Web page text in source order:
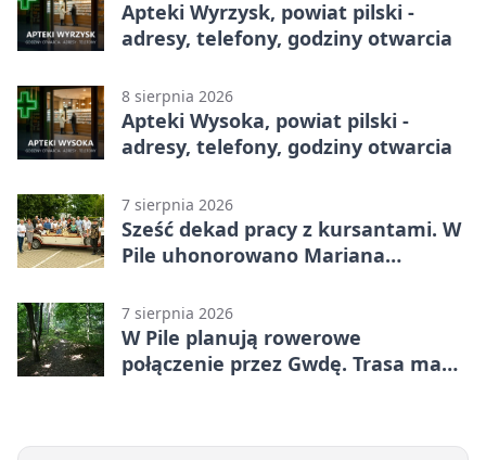
Apteki Wyrzysk, powiat pilski -
adresy, telefony, godziny otwarcia
8 sierpnia 2026
Apteki Wysoka, powiat pilski -
adresy, telefony, godziny otwarcia
7 sierpnia 2026
Sześć dekad pracy z kursantami. W
Pile uhonorowano Mariana
7 sierpnia 2026
W Pile planują rowerowe
połączenie przez Gwdę. Trasa ma